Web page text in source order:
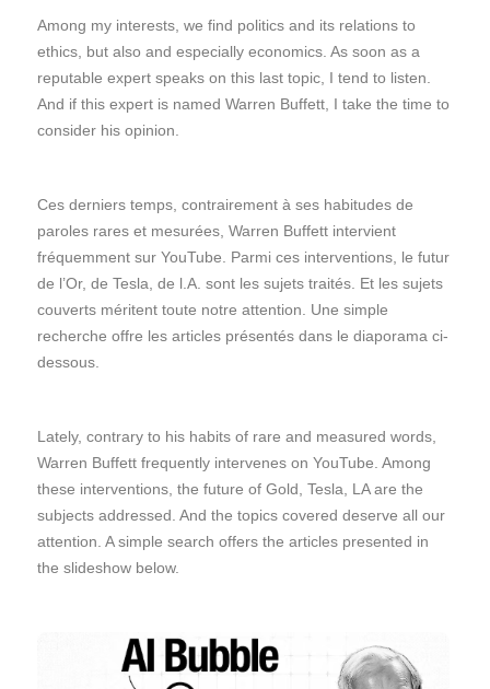
Among my interests, we find politics and its relations to
ethics, but also and especially economics. As soon as a
reputable expert speaks on this last topic, I tend to listen.
And if this expert is named Warren Buffett, I take the time to
consider his opinion.
Ces derniers temps, contrairement à ses habitudes de
paroles rares et mesurées, Warren Buffett intervient
fréquemment sur YouTube. Parmi ces interventions, le futur
de l’Or, de Tesla, de l.A. sont les sujets traités. Et les sujets
couverts méritent toute notre attention. Une simple
recherche offre les articles présentés dans le diaporama ci-
dessous.
Lately, contrary to his habits of rare and measured words,
Warren Buffett frequently intervenes on YouTube. Among
these interventions, the future of Gold, Tesla, LA are the
subjects addressed. And the topics covered deserve all our
attention. A simple search offers the articles presented in
the slideshow below.